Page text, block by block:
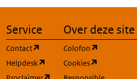
Service
Contact
(opent in een nieuw tabblad)
Helpdesk
(opent in een nieuw
Over deze site
Colofon
Cookies